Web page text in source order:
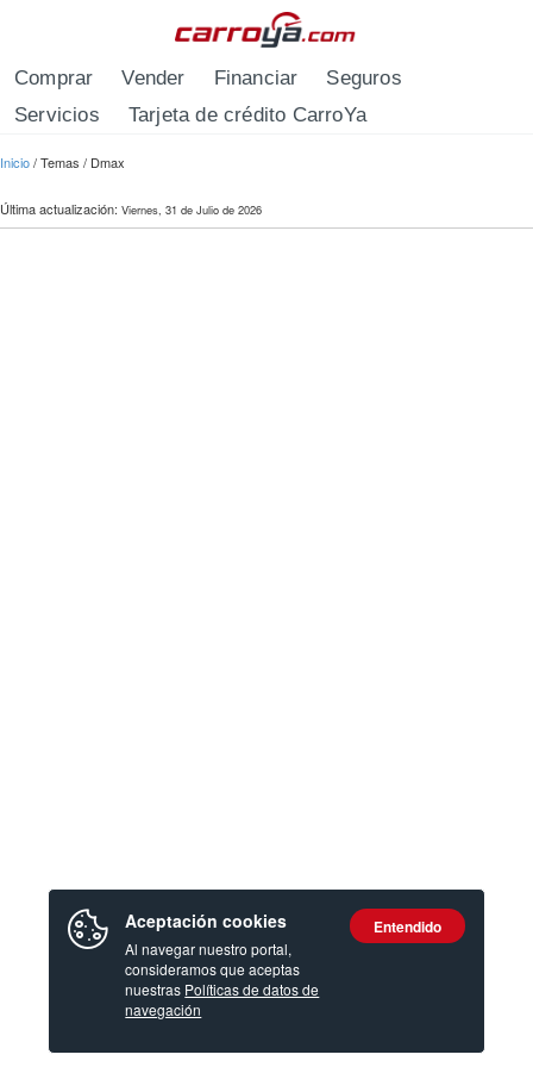
Comprar Vender Financiar
Seguros
Servicios
Tarjeta de crédito CarroYa
Se encuentra usted aquí
Inicio/Temas / Dmax
Última actualización: Viernes, 31 de Julio de 2026
Aceptación cookies
Al navegar nuestro portal,
consideramos que aceptas
nuestras Políticas de datos de
navegación
Entendido